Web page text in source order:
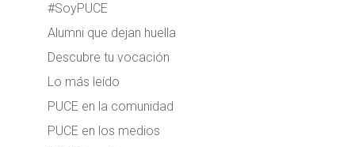
#SoyPUCE
Alumni que dejan huella
Descubre tu vocación
Lo más leído
PUCE en la comunidad
PUCE en los medios